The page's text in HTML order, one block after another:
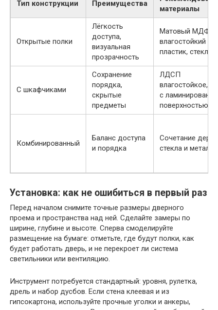
Тип конструкции Преимущества
материалы
Открытые полки
Лёгкость
доступа,
визуальная
прозрачность
Матовый МДФ,
влагостойкий
пластик, стекло
С шкафчиками
Сохранение
порядка,
скрытые
предметы
ЛДСП
влагостойкое,
с
поверхностью
Комбинированный
Баланс доступа
и порядка
Сочетание
стекла и металла
Установка: как не ошибиться в первый раз
Перед началом снимите точные размеры дверного
проема и пространства над ней. Сделайте замеры по
ширине, глубине и высоте. Сперва смоделируйте
размещение на бумаге: отметьте, где будут полки, как
будет работать дверь, и не перекроет ли система
светильники или вентиляцию.
Инструмент потребуется стандартный: уровня, рулетка,
дрель и набор дусбов. Если стена клеевая и из
гипсокартона, используйте прочные уголки и анкеры,